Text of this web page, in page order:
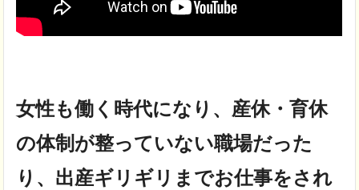
女性も働く時代になり、産休・育休
の体制が整っていない職場だった
り、出産ギリギリまでお仕事をされ